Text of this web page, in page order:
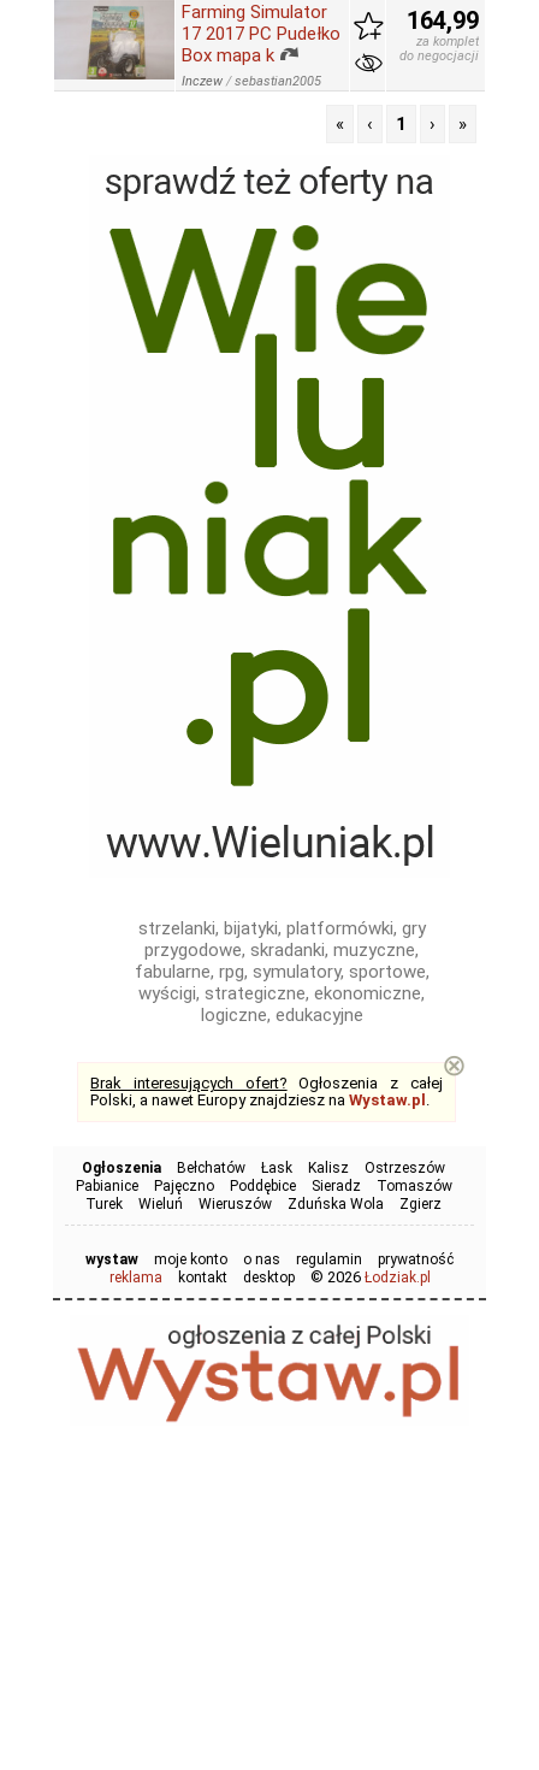
Farming Simulator
17 2017 PC Pudełko
Box mapa k
Inczew /sebastian2005
164,99
za komplet
do negocjacji
« ‹ 1 › »
strzelanki, bijatyki, platformówki, gry
przygodowe, skradanki, muzyczne,
fabularne, rpg, symulatory, sportowe,
wyścigi, strategiczne, ekonomiczne,
logiczne, edukacyjne
Brak interesujących ofert? Ogłoszenia z całej
Polski, a nawet Europy znajdziesz na Wystaw.pl .
⊗
Ogłoszenia Bełchatów Łask Kalisz
Ostrzeszów
Pabianice
Pajęczno Poddębice Sieradz
Tomaszów
Turek
Wieluń Wieruszów Zduńska Wola Zgierz
wystaw moje konto o nas regulamin
prywatność
reklama
kontakt desktop © 2026 Łodziak.pl